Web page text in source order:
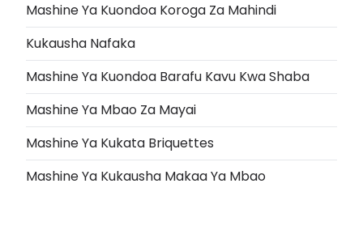
Mashine Ya Kuondoa Koroga Za Mahindi
Kukausha Nafaka
Mashine Ya Kuondoa Barafu Kavu Kwa Shaba
Mashine Ya Mbao Za Mayai
Mashine Ya Kukata Briquettes
Mashine Ya Kukausha Makaa Ya Mbao